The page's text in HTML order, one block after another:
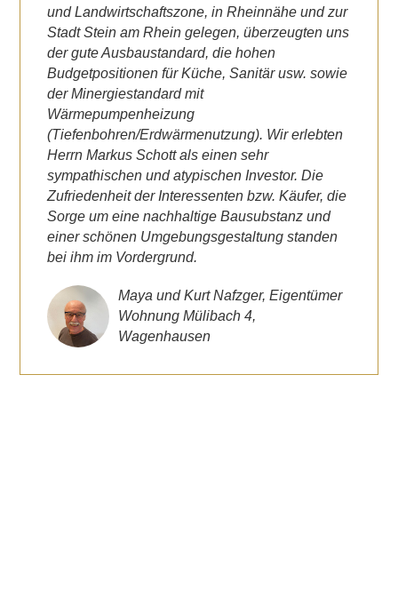
und Landwirtschaftszone, in Rheinnähe und zur
Stadt Stein am Rhein gelegen, überzeugten uns
der gute Ausbaustandard, die hohen
Budgetpositionen für Küche, Sanitär usw. sowie
der Minergiestandard mit
Wärmepumpenheizung
(Tiefenbohren/Erdwärmenutzung). Wir erlebten
Herrn Markus Schott als einen sehr
sympathischen und atypischen Investor. Die
Zufriedenheit der Interessenten bzw. Käufer, die
Sorge um eine nachhaltige Bausubstanz und
einer schönen Umgebungsgestaltung standen
bei ihm im Vordergrund.
Maya und Kurt Nafzger, Eigentümer
Wohnung Mülibach 4,
Wagenhausen